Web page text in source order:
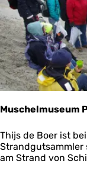
a
l
V
l
i
e
l
a
n
d
Muschelmuseum
M
u
s
Thijs de Boer ist
Strandgutsammler
am Strand von